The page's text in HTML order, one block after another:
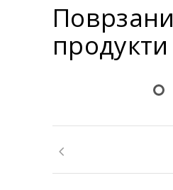
Поврзани
продукти